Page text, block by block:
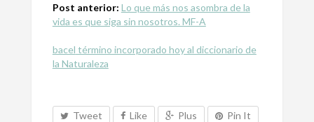
Post anterior: Lo que más nos asombra de la
vida es que siga sin nosotros. MF-A
bacel término incorporado hoy al diccionario de
la Naturaleza
Tweet Like Plus
Pin It